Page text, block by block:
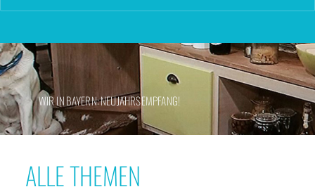
WIR IN BAYERN: NEUJAHRSEMPFANG!
ALLE THEMEN